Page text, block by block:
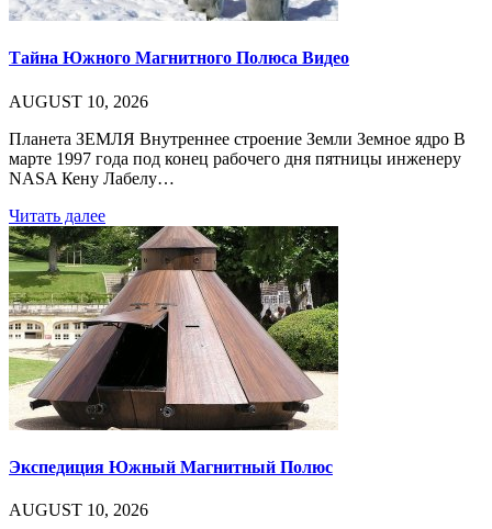
Тайна Южного Магнитного Полюса Видео
AUGUST 10, 2026
Планета ЗЕМЛЯ Внутреннее строение Земли Земное ядро В
марте 1997 года под конец рабочего дня пятницы инженеру
NASA Кену Лабелу…
Читать далее
Экспедиция Южный Магнитный Полюс
AUGUST 10, 2026